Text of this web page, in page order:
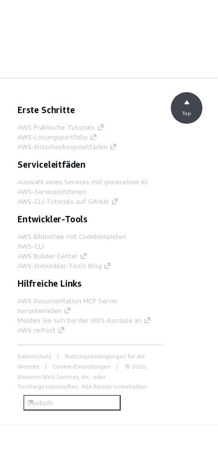
Erste Schritte
AWS Praktische Tutorials
AWS-Lösungsportfolio
AWS-Entscheidungsleitfäden
Serviceleitfäden
Auswahl eines Services mit generativer KI
AWS-Servicerichtlinien
AWS-CLI-Tutorials auf GitHub
Entwickler-Tools
AWS Bibliothek mit Codebeispielen
AWS-CLI
AWS Builder Center
AWS-Entwickler-Tools Blog
Hilfreiche Links
AWS Documentation MCP Server
herunterladen
Melden Sie sich bei der AWS-Konsole an
AWS re:Post
Datenschutz
Nutzungsbedingungen für die
Website
Cookie-Einstellungen
© 2026,
Amazon Web Services, Inc. oder
Tochtergesellschaften. Alle Rechte vorbehalten.
Deutsch
Top